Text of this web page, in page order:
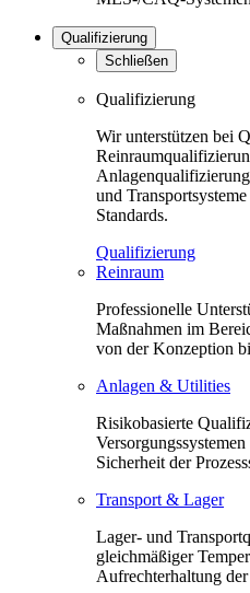
Qualifizierung
Schließen
Qualifizierung
Wir unterstützen bei
und
Standards.
Qualifizierung
Reinraum
Professionelle
Maßnahmen im
von der Konzeption
Anlagen & Utilities
Risikobasierte
Sicherheit der
Transport & Lager
Lager- und
gleichmäßiger
Aufrechterhaltung